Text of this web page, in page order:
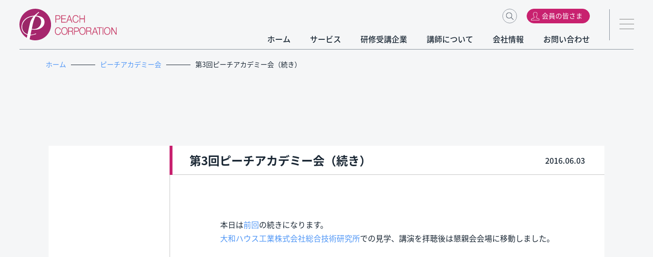
会員の皆さま
ホーム サービス 研修受講企業 講師について 会社情報 お問い合わせ
ホーム ピーチアカデミー会 第3回ピーチアカデミー会（続き）
第3回ピーチアカデミー会（続き） 2016.06.03
本日は前回の続きになります。
大和ハウス工業株式会社総合技術研究所での見学、講演を拝聴後は懇親会会場に移動しました。